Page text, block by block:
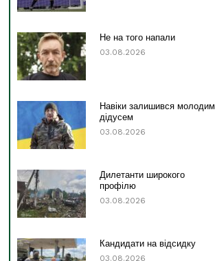
Не на того напали
03.08.2026
Навіки залишився молодим
дідусем
03.08.2026
Дилетанти широкого
профілю
03.08.2026
Кандидати на відсидку
03.08.2026